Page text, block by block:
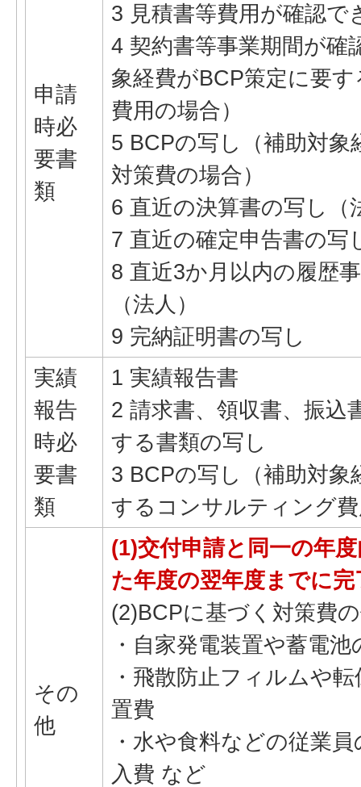
申請
時必
要書
類
3 見積書等費用が確認で
4 契約書等事業期間が確
象経費がBCP策定に要
費用の場合）
5 BCPの写し（補助対象
対策費の場合）
6 直近の決算書の写し（
7 直近の確定申告書の写
8 直近3か月以内の履歴
（法人）
9 完納証明書の写し
実績
報告
時必
要書
類
1 実績報告書
2 請求書、領収書、振込
する書類の写し
3 BCPの写し（補助対象
するコンサルティング
その
他
(1)交付申請と同一の年
た年度の翌年度までに
(2)BCPに基づく対策費
・自家発電装置や蓄電池
・飛散防止フィルムや
置費
・水や食料などの従業
入費 など